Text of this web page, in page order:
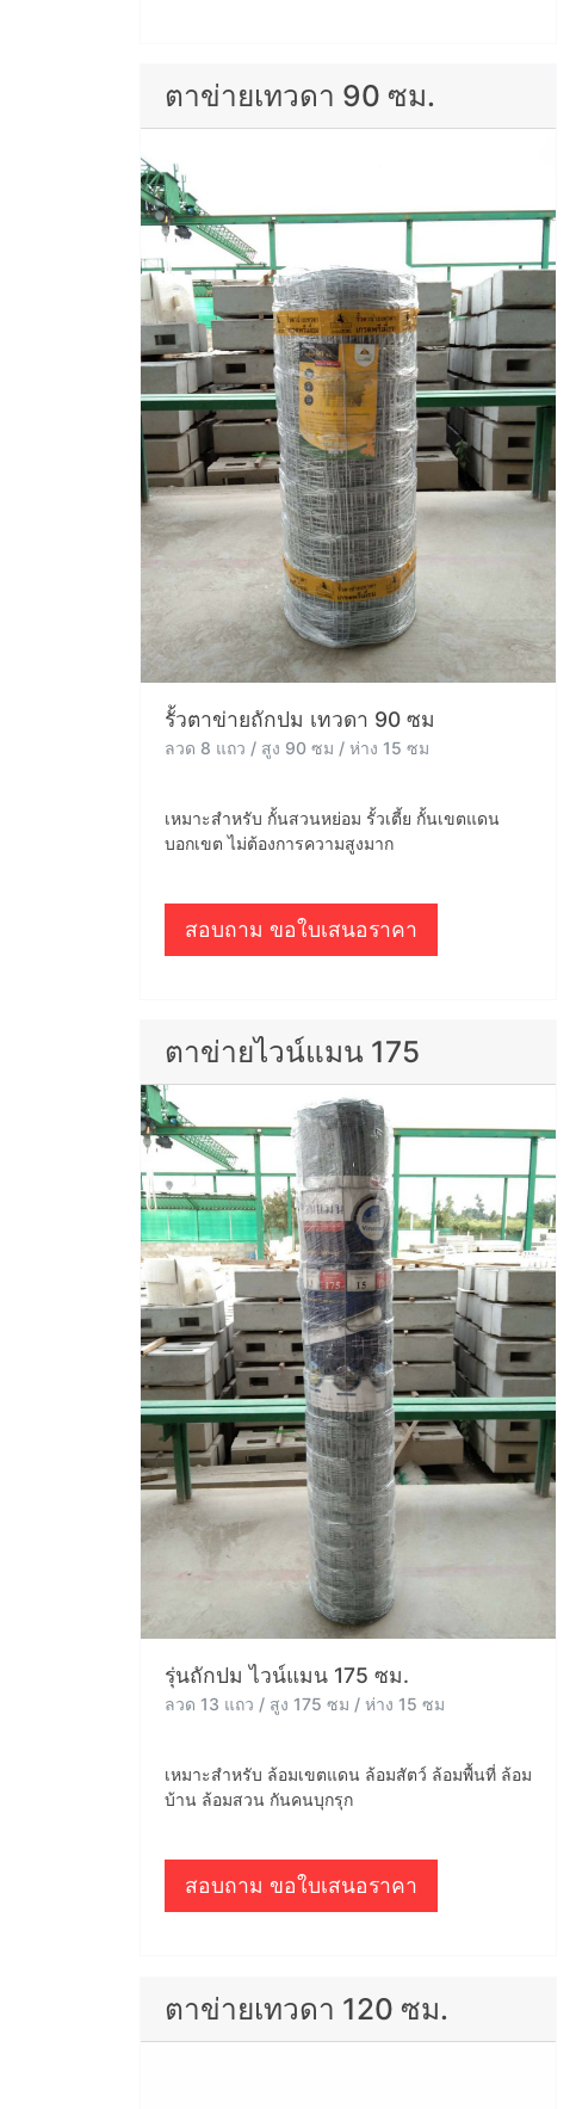
ตาข่ายเทวดา 90 ซม.
รั้วตาข่ายถักปม เทวดา 90 ซม
ลวด 8 แถว / สูง 90 ซม / ห่าง 15 ซม
เหมาะสำหรับ กั้นสวนหย่อม รั้วเตี้ย กั้นเขตแดน
บอกเขต ไม่ต้องการความสูงมาก
สอบถาม ขอใบเสนอราคา
ตาข่ายไวน์แมน 175
รุ่นถักปม ไวน์แมน 175 ซม.
ลวด 13 แถว / สูง 175 ซม / ห่าง 15 ซม
เหมาะสำหรับ ล้อมเขตแดน ล้อมสัตว์ ล้อมพื้นที่ ล้อม
บ้าน ล้อมสวน กันคนบุกรุก
สอบถาม ขอใบเสนอราคา
ตาข่ายเทวดา 120 ซม.